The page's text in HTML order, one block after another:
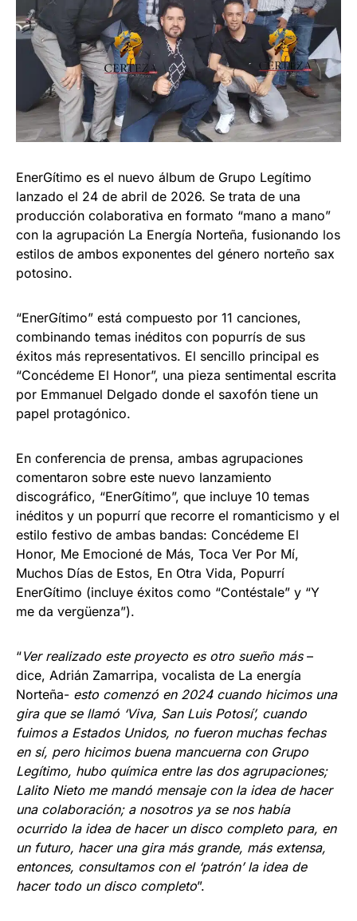
EnerGítimo es el nuevo álbum de Grupo Legítimo
lanzado el 24 de abril de 2026. Se trata de una
producción colaborativa en formato “mano a mano”
con la agrupación La Energía Norteña, fusionando los
estilos de ambos exponentes del género norteño sax
potosino.
“EnerGítimo” está compuesto por 11 canciones,
combinando temas inéditos con popurrís de sus
éxitos más representativos. El sencillo principal es
“Concédeme El Honor”, una pieza sentimental escrita
por Emmanuel Delgado donde el saxofón tiene un
papel protagónico.
En conferencia de prensa, ambas agrupaciones
comentaron sobre este nuevo lanzamiento
discográfico, “EnerGítimo”, que incluye 10 temas
inéditos y un popurrí que recorre el romanticismo y el
estilo festivo de ambas bandas: Concédeme El
Honor, Me Emocioné de Más, Toca Ver Por Mí,
Muchos Días de Estos, En Otra Vida, Popurrí
EnerGítimo (incluye éxitos como “Contéstale” y “Y
me da vergüenza”).
“Ver realizado este proyecto es otro sueño más–
dice, Adrián Zamarripa, vocalista de La energía
Norteña- esto comenzó en 2024 cuando hicimos una
gira que se llamó ‘Viva, San Luis Potosí’, cuando
fuimos a Estados Unidos, no fueron muchas fechas
en sí, pero hicimos buena mancuerna con Grupo
Legítimo, hubo química entre las dos agrupaciones;
Lalito Nieto me mandó mensaje con la idea de hacer
una colaboración; a nosotros ya se nos había
ocurrido la idea de hacer un disco completo para, en
un futuro, hacer una gira más grande, más extensa,
entonces, consultamos con el ‘patrón’ la idea de
hacer todo un disco completo”.